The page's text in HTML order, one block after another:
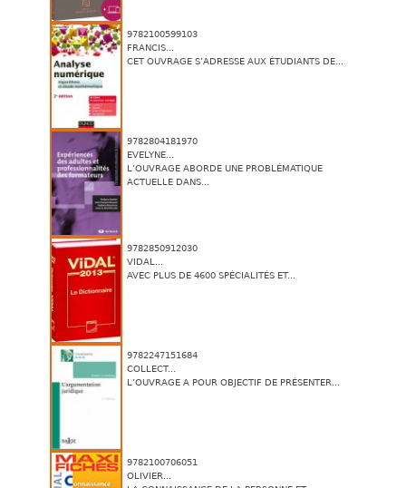
9782100599103
FRANCIS...
CET OUVRAGE S’ADRESSE AUX ÉTUDIANTS DE...
9782804181970
EVELYNE...
L’OUVRAGE ABORDE UNE PROBLÉMATIQUE
ACTUELLE DANS...
9782850912030
VIDAL...
AVEC PLUS DE 4600 SPÉCIALITÉS ET...
9782247151684
COLLECT...
L’OUVRAGE A POUR OBJECTIF DE PRÉSENTER...
9782100706051
OLIVIER...